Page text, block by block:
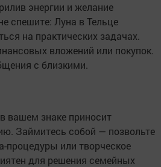
энергии и желание
спешите: Луна в Тельце
на практических задачах.
вложений или покупок.
с близкими.
вашем знаке приносит
Займитесь собой — позвольте
процедуры или творческое
для решения семейных